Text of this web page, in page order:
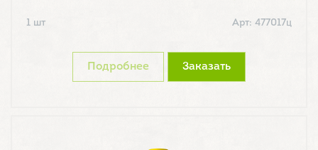
1 шт Арт: 477017ц
Подробнее Заказать